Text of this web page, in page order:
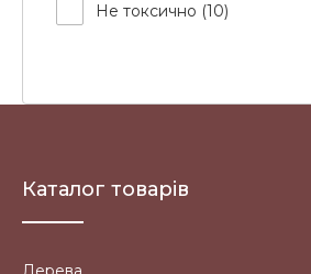
Не токсично (10)
Каталог товарів